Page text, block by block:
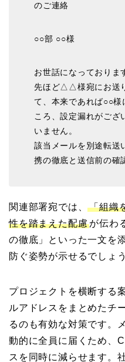
のご連絡
○○部 ○○様
お世話になっておりま
先ほど△△様宛にお送
て、本来であれば○○様
ころ、設定漏れがござ
いません。
該当メールを別途転送
携の徹底と送信前の確
関連部署宛では、「組織
性を踏まえた配慮 が伝わ
の徹底」といった一文を
防ぐ姿勢が示せるでしょう
プロジェクトを横断する
ルアドレスをまとめたチ
るのも有効な対策です。
動的に全員に届くため、
スを同時に減らせます。